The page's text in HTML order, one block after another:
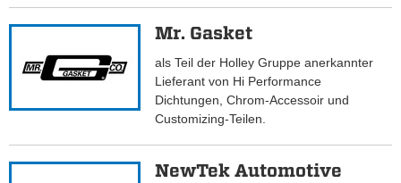
Mr. Gasket
als Teil der Holley Gruppe anerkannter
Lieferant von Hi Performance
Dichtungen, Chrom-Accessoir und
Customizing-Teilen.
NewTek Automotive